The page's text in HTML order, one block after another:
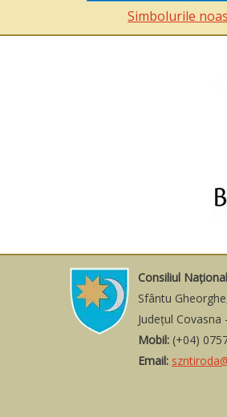
Simbolurile
Consiliul
Sfântu
Judeţul Covasna
Mobil: (+04)
Email: